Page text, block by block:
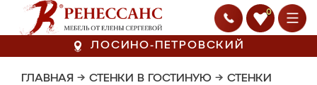
0
ЛОСИНО-ПЕТРОВСКИЙ
ГЛАВНАЯ → СТЕНКИ В ГОСТИНУЮ → СТЕНКИ